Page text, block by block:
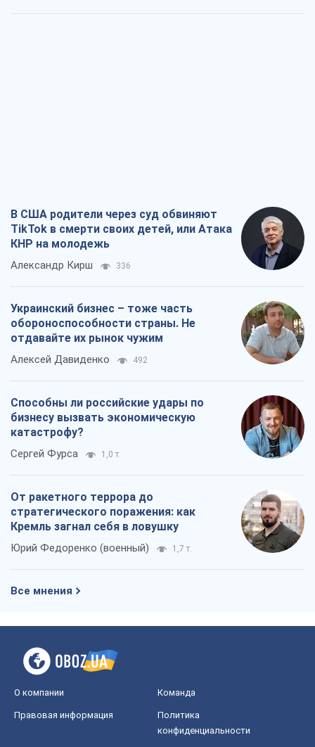
В США родители через суд обвиняют
TikTok в смерти своих детей, или Атака
КНР на молодежь
Александр Кирш 336
Украинский бизнес – тоже часть
обороноспособности страны. Не
отдавайте их рынок чужим
Алексей Давиденко 492
Способны ли российские удары по
бизнесу вызвать экономическую
катастрофу?
Сергей Фурса 1,0 т.
От ракетного террора до
стратегического поражения: как
Кремль загнал себя в ловушку
Юрий Федоренко (военный) 1,7 т.
Все мнения
О компании Команда
Правовая информация
Политика
конфиденциальности